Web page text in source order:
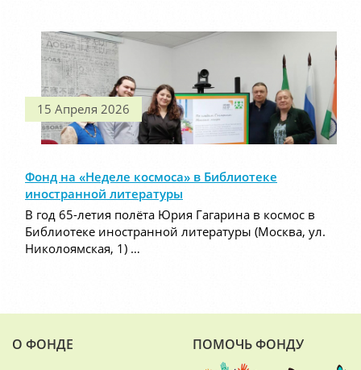
15 Апреля 2026
Фонд на «Неделе космоса» в Библиотеке
иностранной литературы
В год 65-летия полёта Юрия Гагарина в космос в
Библиотеке иностранной литературы (Москва, ул.
Николоямская, 1) …
О ФОНДЕ ПОМОЧЬ ФОНДУ